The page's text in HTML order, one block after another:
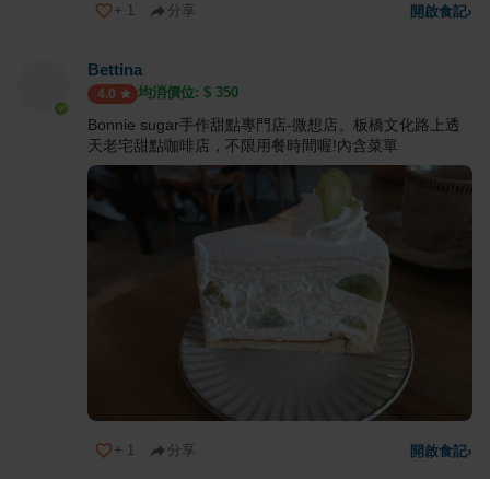
+ 1 分享 開啟食記›
Bettina
4.0 均消價位: $ 350
Bonnie sugar手作甜點專門店-微想店。板橋文化路上透
天老宅甜點咖啡店，不限用餐時間喔!內含菜單
+ 1 分享 開啟食記›